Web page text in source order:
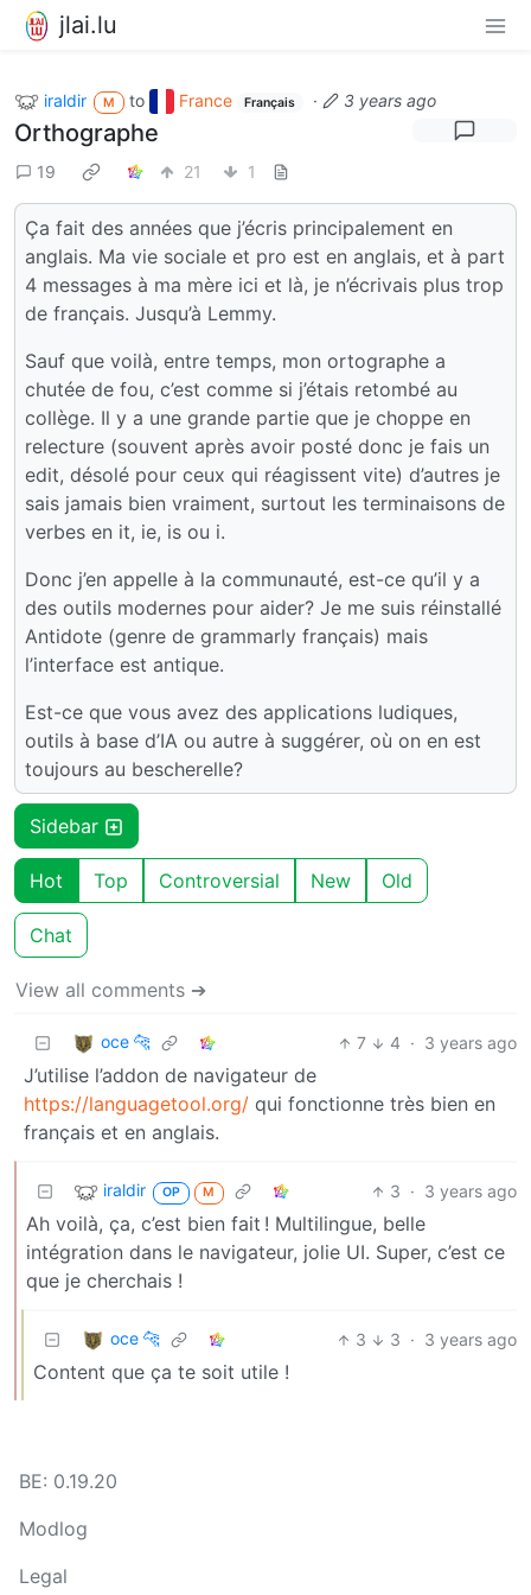
jlai.lu
iraldir M to France Français · 3 years ago
Orthographe
19 21 1
Ça fait des années que j’écris principalement en
anglais. Ma vie sociale et pro est en anglais, et à part
4 messages à ma mère ici et là, je n’écrivais plus trop
de français. Jusqu’à Lemmy.
Sauf que voilà, entre temps, mon ortographe a
chutée de fou, c’est comme si j’étais retombé au
collège. Il y a une grande partie que je choppe en
relecture (souvent après avoir posté donc je fais un
edit, désolé pour ceux qui réagissent vite) d’autres je
sais jamais bien vraiment, surtout les terminaisons de
verbes en it, ie, is ou i.
Donc j’en appelle à la communauté, est-ce qu’il y a
des outils modernes pour aider? Je me suis réinstallé
Antidote (genre de grammarly français) mais
l’interface est antique.
Est-ce que vous avez des applications ludiques,
outils à base d’IA ou autre à suggérer, où on en est
toujours au bescherelle?
Sidebar
Hot Top Controversial New Old
Chat
View all comments ➔
oce 🐆 7 4 · 3 years ago
J’utilise l’addon de navigateur de
https://languagetool.org/ qui fonctionne très bien en
français et en anglais.
iraldir OP M 3 · 3 years ago
Ah voilà, ça, c’est bien fait ! Multilingue, belle
intégration dans le navigateur, jolie UI. Super, c’est ce
que je cherchais !
oce 🐆 3 3 · 3 years ago
Content que ça te soit utile !
BE: 0.19.20
Modlog
Legal